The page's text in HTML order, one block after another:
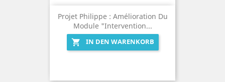
Projet Philippe : Amélioration Du
Module "Intervention...

IN DEN WARENKORB